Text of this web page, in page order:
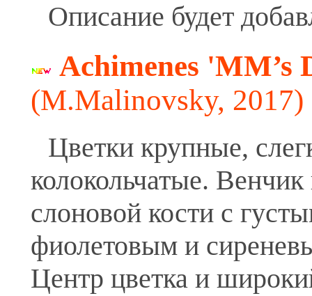
Описание будет
Achimenes 'MM’s
(M.Malinovsky, 2017)
Цветки крупные,
колокольчатые. Венчик
слоновой кости с
фиолетовым и
Центр цветка и